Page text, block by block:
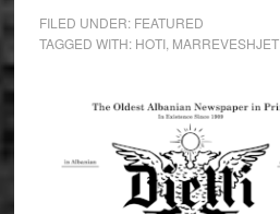
FILED UNDER: FEATURED
TAGGED WITH: HOTI, MARREVESHJET